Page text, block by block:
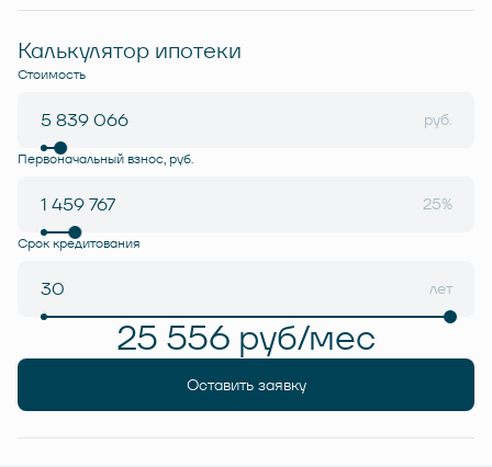
Калькулятор ипотеки
Стоимость
руб.
Первоначальный взнос, руб.
25%
Срок кредитования
лет
25 556 руб/мес
Оставить заявку